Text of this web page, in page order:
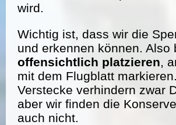
wird.
Wichtig ist, dass wir die
und erkennen können. Also
offensichtlich platzieren,
mit dem Flugblatt
Verstecke verhindern zwar
aber wir finden die
auch nicht.